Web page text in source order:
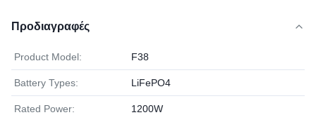
Προδιαγραφές
Product Model: F38
Battery Types: LiFePO4
Rated Power: 1200W